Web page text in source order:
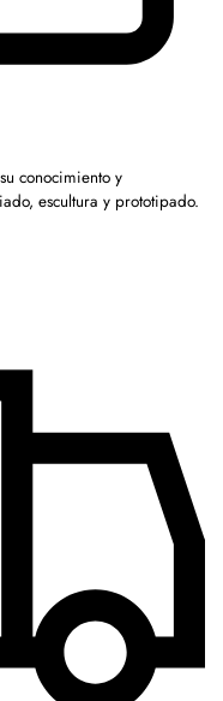
conocimiento y
escultura y prototipado.